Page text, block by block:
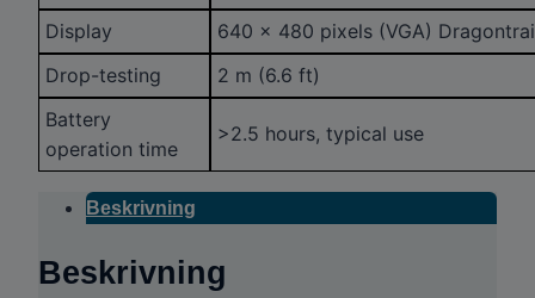
Display
640 × 480 pixels (VGA)
Drop-testing
2 m (6.6 ft)
Battery
operation time
>2.5 hours, typical use
Beskrivning
Beskrivning